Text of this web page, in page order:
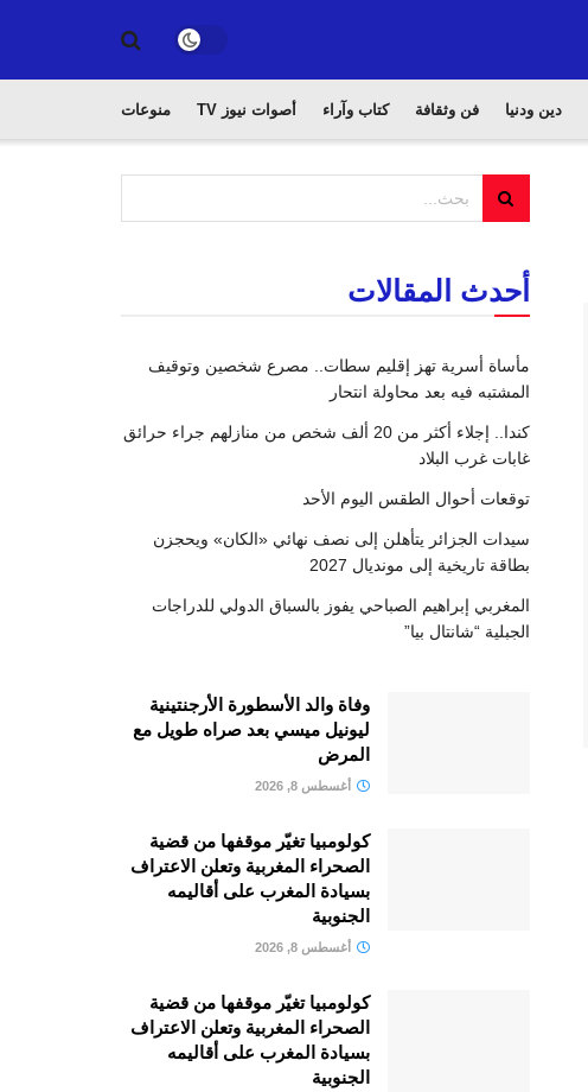
دين ودنيا فن وثقافة كتاب وآراء أصوات نيوز TV منوعات
أحدث المقالات
مأساة أسرية تهز إقليم سطات.. مصرع شخصين وتوقيف
المشتبه فيه بعد محاولة انتحار
كندا.. إجلاء أكثر من 20 ألف شخص من منازلهم جراء حرائق
غابات غرب البلاد
توقعات أحوال الطقس اليوم الأحد
سيدات الجزائر يتأهلن إلى نصف نهائي «الكان» ويحجزن
بطاقة تاريخية إلى مونديال 2027
المغربي إبراهيم الصباحي يفوز بالسباق الدولي للدراجات
الجبلية “شانتال بيا”
وفاة والد الأسطورة الأرجنتينية
ليونيل ميسي بعد صراه طويل مع
المرض
أغسطس 8, 2026
كولومبيا تغيّر موقفها من قضية
الصحراء المغربية وتعلن الاعتراف
بسيادة المغرب على أقاليمه
الجنوبية
أغسطس 8, 2026
كولومبيا تغيّر موقفها من قضية
الصحراء المغربية وتعلن الاعتراف
بسيادة المغرب على أقاليمه
الجنوبية